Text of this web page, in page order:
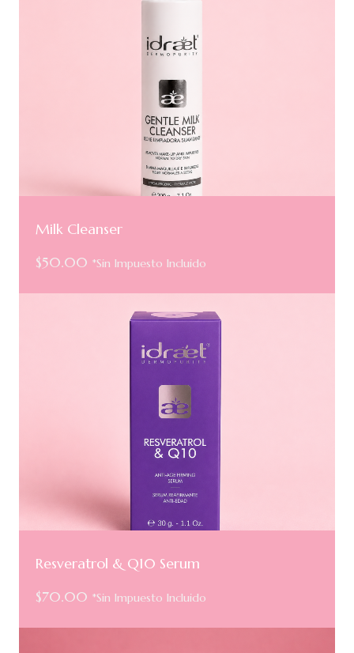
Milk Cleanser
$50.00 *Sin Impuesto Incluido
Resveratrol & Q10 Serum
$70.00 *Sin Impuesto Incluido